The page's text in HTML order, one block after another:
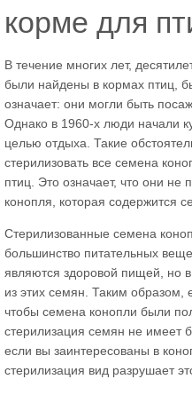
корме для
В течение многих лет,
были найдены в кормах птиц,
означает: они могли быть
Однако в 1960-х люди начали
целью отдыха. Такие
стерилизовать все семена
птиц. Это означает, что они не
конопля, которая содержится
Стерилизованные семена
большинство питательных
являются здоровой пищей, но
из этих семян. Таким образом,
чтобы семена конопли были
стерилизация семян не имеет
если вы заинтересованы в
стерилизация вид разрушает